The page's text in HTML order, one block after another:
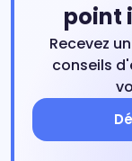
point
Recevez
conseils